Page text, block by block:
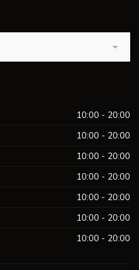
10:00 - 20:00
10:00 - 20:00
10:00 - 20:00
10:00 - 20:00
10:00 - 20:00
10:00 - 20:00
10:00 - 20:00